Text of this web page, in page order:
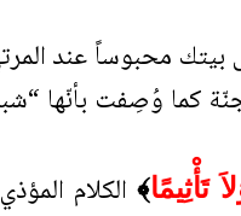
محبوساً عند
كما وُصِفت بأنّها
تَأْثِيمًا﴾ الكلام المؤذي